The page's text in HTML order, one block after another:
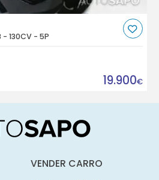
- 130CV - 5P
19.900€
VENDER CARRO